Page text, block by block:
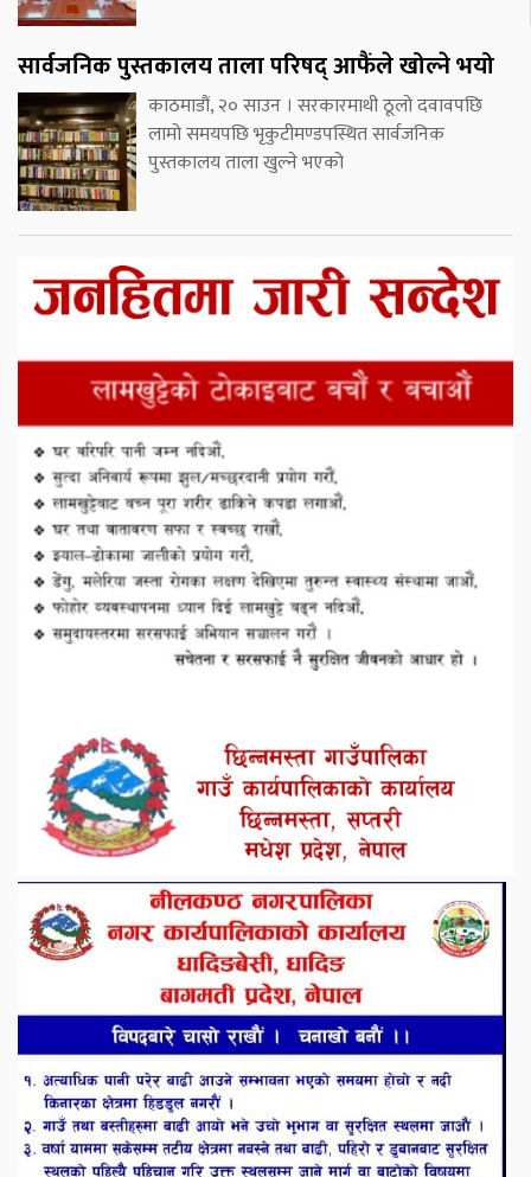
सार्वजनिक पुस्तकालय ताला परिषद् आफैंले खोल्ने भयो
काठमाडौं, २० साउन । सरकारमाथी ठूलो दवावपछि
लामो समयपछि भृकुटीमण्डपस्थित सार्वजनिक
पुस्तकालय ताला खुल्ने भएको